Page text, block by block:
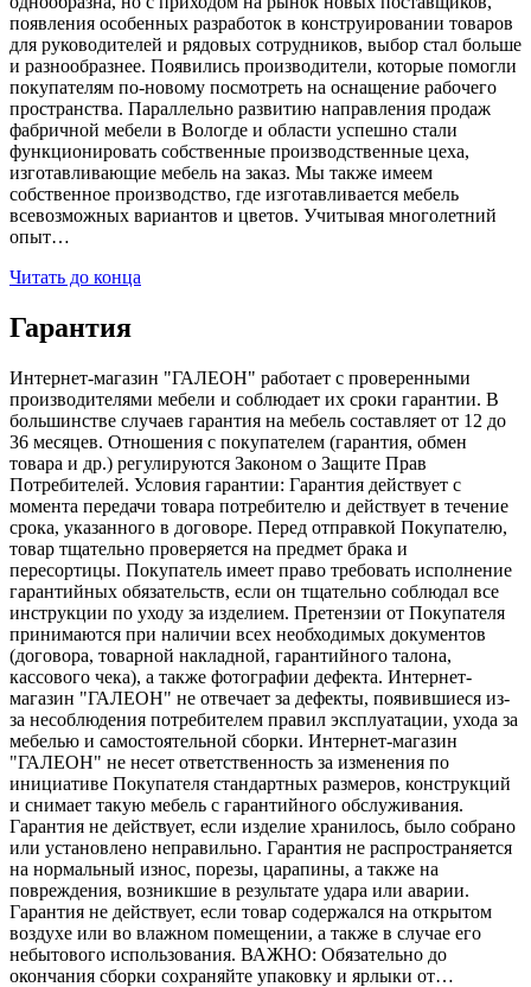
появления особенных разработок в конструировании товаров
для руководителей и рядовых сотрудников, выбор стал больше
и разнообразнее. Появились производители, которые помогли
покупателям по-новому посмотреть на оснащение рабочего
пространства. Параллельно развитию направления продаж
фабричной мебели в Вологде и области успешно стали
функционировать собственные производственные цеха,
изготавливающие мебель на заказ. Мы также имеем
собственное производство, где изготавливается мебель
всевозможных вариантов и цветов. Учитывая многолетний
опыт…
Читать до конца
Гарантия
Интернет-магазин "ГАЛЕОН" работает с проверенными
производителями мебели и соблюдает их сроки гарантии. В
большинстве случаев гарантия на мебель составляет от 12 до
36 месяцев. Отношения с покупателем (гарантия, обмен
товара и др.) регулируются Законом о Защите Прав
Потребителей. Условия гарантии: Гарантия действует с
момента передачи товара потребителю и действует в течение
срока, указанного в договоре. Перед отправкой Покупателю,
товар тщательно проверяется на предмет брака и
пересортицы. Покупатель имеет право требовать исполнение
гарантийных обязательств, если он тщательно соблюдал все
инструкции по уходу за изделием. Претензии от Покупателя
принимаются при наличии всех необходимых документов
(договора, товарной накладной, гарантийного талона,
кассового чека), а также фотографии дефекта. Интернет-
магазин "ГАЛЕОН" не отвечает за дефекты, появившиеся из-
за несоблюдения потребителем правил эксплуатации, ухода за
мебелью и самостоятельной сборки. Интернет-магазин
"ГАЛЕОН" не несет ответственность за изменения по
инициативе Покупателя стандартных размеров, конструкций
и снимает такую мебель с гарантийного обслуживания.
Гарантия не действует, если изделие хранилось, было собрано
или установлено неправильно. Гарантия не распространяется
на нормальный износ, порезы, царапины, а также на
повреждения, возникшие в результате удара или аварии.
Гарантия не действует, если товар содержался на открытом
воздухе или во влажном помещении, а также в случае его
небытового использования. ВАЖНО: Обязательно до
окончания сборки сохраняйте упаковку и ярлыки от…